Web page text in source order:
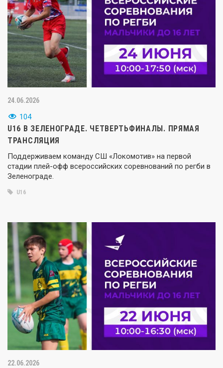
24.06.2026
104
U16 В ЗЕЛЕНОГРАДЕ. ЧЕТВЕРТЬФИНАЛЫ. ПРЯМАЯ
ТРАНСЛЯЦИЯ
Поддерживаем команду СШ «Локомотив» на первой
стадии плей-офф всероссийских соревнований по регби в
Зеленограде.
U16
22.06.2026